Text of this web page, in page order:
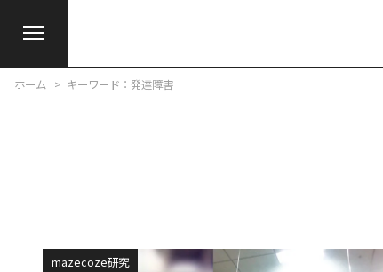
ホーム キーワード：発達障害
mazecoze研究